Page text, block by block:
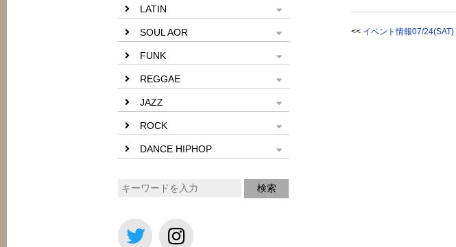
LATIN
SOUL AOR
FUNK
REGGAE
JAZZ
ROCK
DANCE HIPHOP
<< イベント情報07/24(SAT)